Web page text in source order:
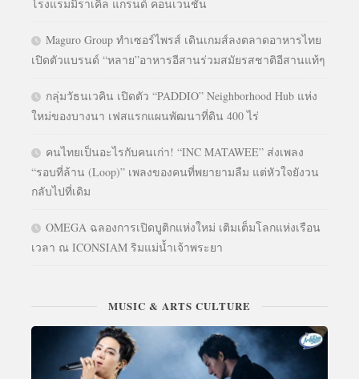
โรงแรมมิราเคิล แกรนด์ คอนเวนชั่น
Maguro Group ทำเซอร์ไพรส์ เดินเกมส์ลงตลาดอาหารไทย
เปิดตัวแบรนด์ “หลาย”อาหารอีสานร่วมสมัยรสชาติอีสานแท้ๆ
กลุ่มวัธนเวคิน เปิดตัว “PADDIO” Neighborhood Hub แห่ง
ใหม่ของบางนา เฟสแรกแผนพัฒนาที่ดิน 400 ไร่
คนไทยเป็นอะไรกับคนเก่า! “INC MATAWEE” ส่งเพลง
“รอบที่ล้าน (Loop)” เพลงของคนที่พยายามลืม แต่หัวใจยังวน
กลับไปที่เดิม
OMEGA ฉลองการเปิดบูติกแห่งใหม่ เติมเต็มโลกแห่งเรือน
เวลา ณ ICONSIAM ริมแม่น้ำเจ้าพระยา
MUSIC & ARTS CULTURE